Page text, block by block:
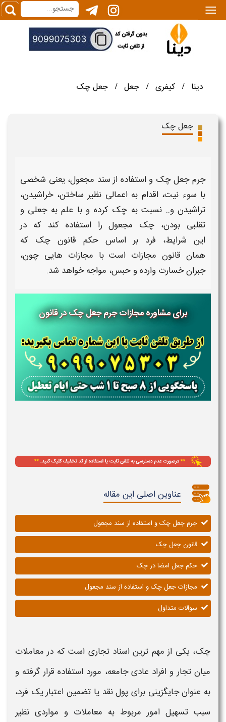
|||
دینا / کیفری / جعل / جعل چک
جعل چک
جرم جعل چک و استفاده از سند مجعول،یعنی شخصی
با سوء نیت، اقدام به اعمالی نظیر ساختن، خراشیدن،
تراشیدن و.. نسبت به چک کرده و با علم به جعلی و
تقلبی بودن، چک مجعولرا استفاده کند که در
این شرایط، فرد بر اساسحکم قانون چک که
همان قانون مجازات استبا مجازات هایی چون،
جبران خسارت وارده و حبس، مواجه خواهد شد.
برای مشاوره مجازات جرم جعل چک در قانون
عناوین اصلی این مقاله
جرم جعل چک و استفاده از سند مجعول
قانون جعل چک
حکم جعل امضا در چک
مجازات جعل چک و استفاده از سند مجعول
سوالات متداول
چک، یکی از مهم ترین اسناد تجاری است که در معاملات
میان تجار و افراد عادی جامعه، مورد استفاده قرار گرفته و
به عنوان جایگزینی برای پول نقد یا تضمین اعتبار یک فرد،
سبب تسهیل امور مربوط به معاملات و مواردی نظیر